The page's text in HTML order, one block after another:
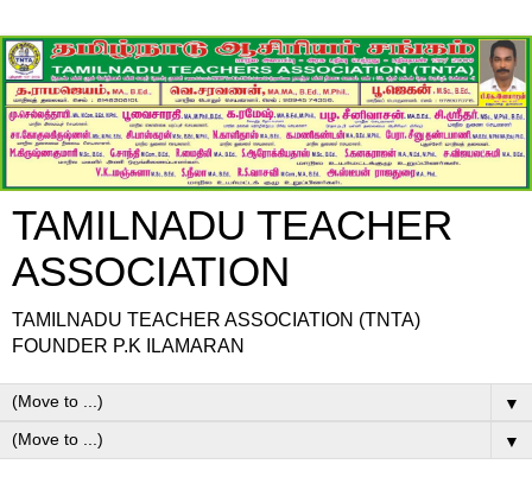
TAMILNADU TEACHER
ASSOCIATION
TAMILNADU TEACHER ASSOCIATION (TNTA)
FOUNDER P.K ILAMARAN
▼
▼